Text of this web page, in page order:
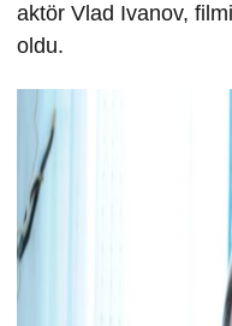
aktör Vlad Ivanov,
oldu.